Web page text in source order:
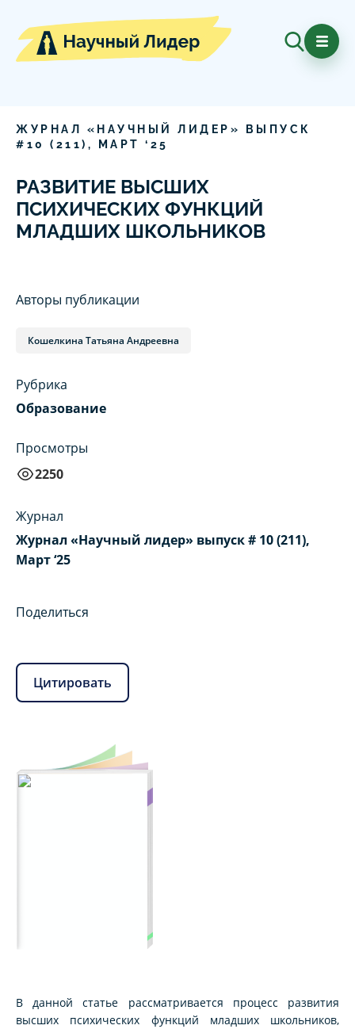
ЖУРНАЛ «НАУЧНЫЙ ЛИДЕР» ВЫПУСК
# 10 ( 211), МАРТ ‘ 25
РАЗВИТИЕ ВЫСШИХ
ПСИХИЧЕСКИХ ФУНКЦИЙ
МЛАДШИХ ШКОЛЬНИКОВ
Авторы публикации
Кошелкина Татьяна Андреевна
Рубрика
Образование
Просмотры
2250
Журнал
Журнал «Научный лидер» выпуск # 10 (211),
Март ‘25
Поделиться
Цитировать
В данной статье рассматривается процесс развития
высших психических функций младших школьников,